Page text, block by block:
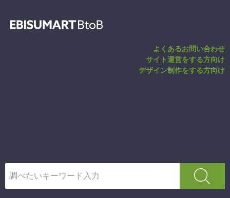
よくあるお問い合わせ
サイト運営をする方向け
デザイン制作をする方向け